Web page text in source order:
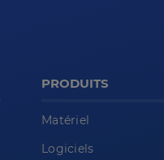
PRODUITS
Matériel
Logiciels